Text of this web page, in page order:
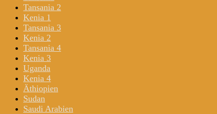
Tansania 2
Kenia 1
Tansania 3
Kenia 2
Tansania 4
Kenia 3
Uganda
Kenia 4
Äthiopien
Sudan
Saudi Arabien